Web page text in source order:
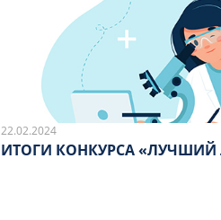
22.02.2024
ИТОГИ КОНКУРСА «ЛУЧШИЙ